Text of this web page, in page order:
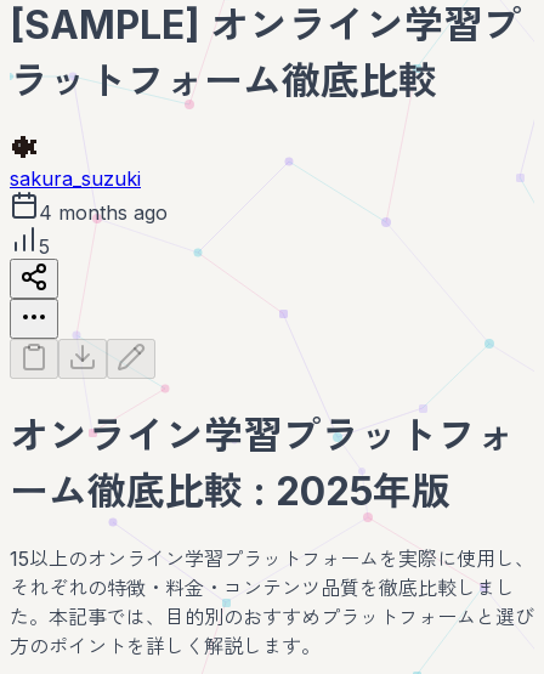
[SAMPLE] オンライン学習プ
ラットフォーム徹底比較
sakura_suzuki
4 months ago
5
オンライン学習プラットフォ
ーム徹底比較 : 2025年版
15以上のオンライン学習プラットフォームを実際に使用し、
それぞれの特徴・料金・コンテンツ品質を徹底比較しまし
た。本記事では、目的別のおすすめプラットフォームと選び
方のポイントを詳しく解説します。